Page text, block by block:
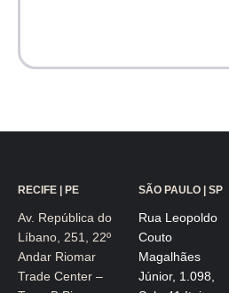
RECIFE | PE
Av. República do
Líbano, 251, 22º
Andar Riomar
Trade Center –
SÃO PAULO | SP
Rua Leopoldo
Couto
Magalhães
Júnior, 1.098,